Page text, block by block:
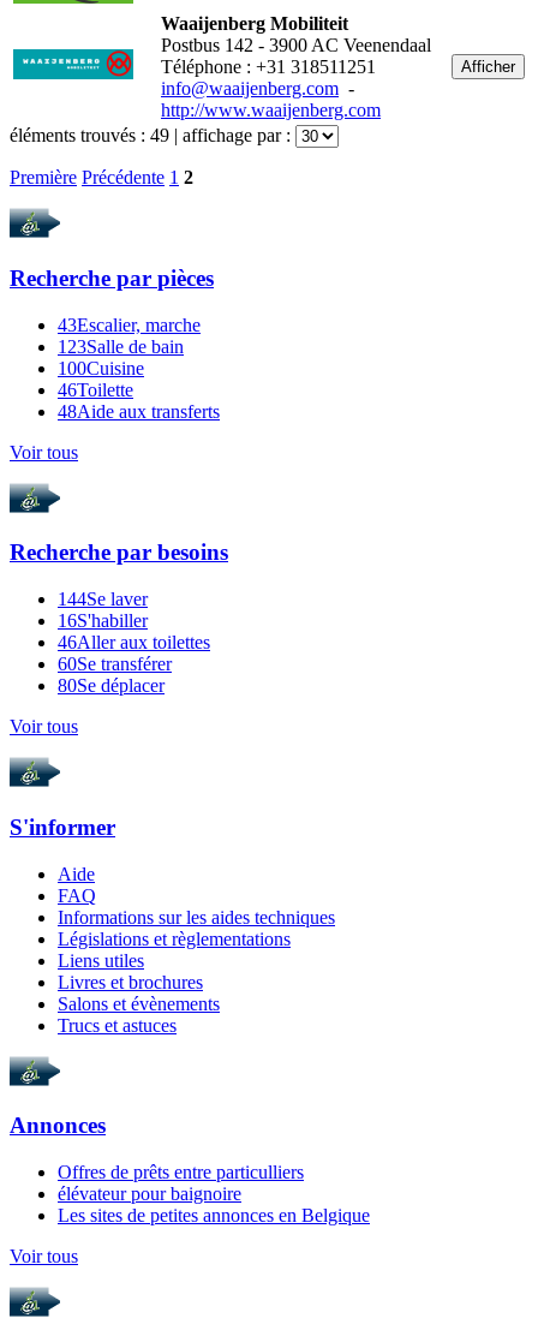
Waaijenberg Mobiliteit
Postbus 142 - 3900 AC Veenendaal
Téléphone : +31 318511251
info@waaijenberg.com -
http://www.waaijenberg.com
Afficher
éléments trouvés : 49 | affichage par :
Première Précédente 1 2
Recherche par pièces
43Escalier, marche
123Salle de bain
100Cuisine
46Toilette
48Aide aux transferts
Voir tous
Recherche par besoins
144Se laver
16S'habiller
46Aller aux toilettes
60Se transférer
80Se déplacer
Voir tous
S'informer
Aide
FAQ
Informations sur les aides techniques
Législations et règlementations
Liens utiles
Livres et brochures
Salons et évènements
Trucs et astuces
Annonces
Offres de prêts entre particulliers
élévateur pour baignoire
Les sites de petites annonces en Belgique
Voir tous